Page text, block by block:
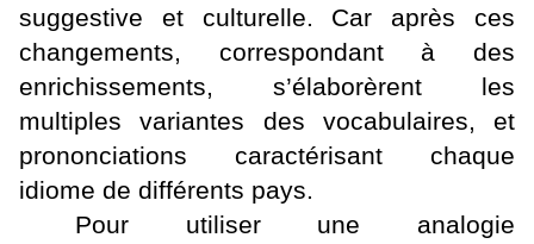
suggestive et culturelle. Car après ces
changements, correspondant à des
enrichissements, s’élaborèrent les
multiples variantes des vocabulaires, et
prononciations caractérisant chaque
idiome de différents pays.
Pour utiliser une analogie